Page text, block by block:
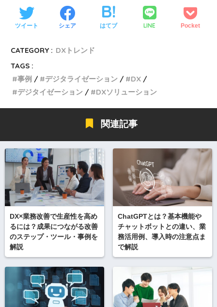
ツイート シェア はてブ LINE Pocket
CATEGORY : DXトレンド
TAGS :
事例
デジタライゼーション
DX
デジタイゼーション
DXソリューション
関連記事
DX×業務改善で生産性を高め
るには？成果につながる改善
のステップ・ツール・事例を
解説
ChatGPTとは？基本機能や
チャットボットとの違い、業
務活用例、導入時の注意点ま
で解説